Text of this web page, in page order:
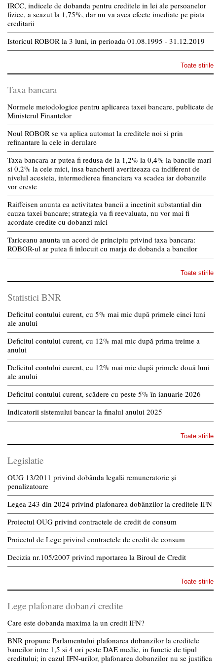
IRCC, indicele de dobanda pentru creditele in lei ale persoanelor
fizice, a scazut la 1,75%, dar nu va avea efecte imediate pe piata
creditarii
Istoricul ROBOR la 3 luni, in perioada 01.08.1995 - 31.12.2019
Toate stirile
Taxa bancara
Normele metodologice pentru aplicarea taxei bancare, publicate de
Ministerul Finantelor
Noul ROBOR se va aplica automat la creditele noi si prin
refinantare la cele in derulare
Taxa bancara ar putea fi redusa de la 1,2% la 0,4% la bancile mari
si 0,2% la cele mici, insa bancherii avertizeaza ca indiferent de
nivelul acesteia, intermedierea financiara va scadea iar dobanzile
vor creste
Raiffeisen anunta ca activitatea bancii a incetinit substantial din
cauza taxei bancare; strategia va fi reevaluata, nu vor mai fi
acordate credite cu dobanzi mici
Tariceanu anunta un acord de principiu privind taxa bancara:
ROBOR-ul ar putea fi inlocuit cu marja de dobanda a bancilor
Toate stirile
Statistici BNR
Deficitul contului curent, cu 5% mai mic după primele cinci luni
ale anului
Deficitul contului curent, cu 12% mai mic după prima treime a
anului
Deficitul contului curent, cu 12% mai mic după primele două luni
ale anului
Deficitul contului curent, scădere cu peste 5% în ianuarie 2026
Indicatorii sistemului bancar la finalul anului 2025
Toate stirile
Legislatie
OUG 13/2011 privind dobânda legală remuneratorie și
penalizatoare
Legea 243 din 2024 privind plafonarea dobânzilor la creditele IFN
Proiectul OUG privind contractele de credit de consum
Proiectul de Lege privind contractele de credit de consum
Decizia nr.105/2007 privind raportarea la Biroul de Credit
Toate stirile
Lege plafonare dobanzi credite
Care este dobanda maxima la un credit IFN?
BNR propune Parlamentului plafonarea dobanzilor la creditele
bancilor intre 1,5 si 4 ori peste DAE medie, in functie de tipul
creditului; in cazul IFN-urilor, plafonarea dobanzilor nu se justifica